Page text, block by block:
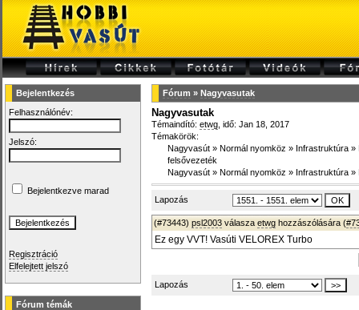
Bejelentkezés
Felhasználónév:
Jelszó:
Bejelentkezve marad
Regisztráció
Elfelejtett jelszó
Fórum témák
Fórum » Nagyvasutak
Nagyvasutak
Témaindító: etwg , idő: Jan 18, 2017
Témakörök:
Nagyvasút » Normál nyomköz » Infrastruktúra »
felsővezeték
Nagyvasút » Normál nyomköz » Infrastruktúra »
Lapozás
(#73443) psl2003 válasza etwg hozzászólására (
Ez egy VVT! Vasúti VELOREX Turbo
Lapozás